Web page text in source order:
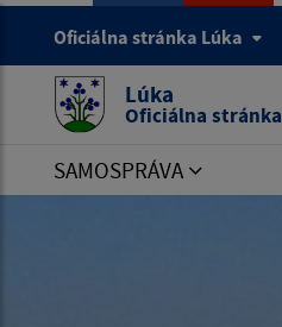
Oficiálna stránka Lúka
Lúka
Oficiálna stránka
SAMOSPRÁVA